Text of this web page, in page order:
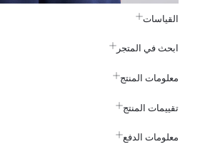
القياسات
ابحث في المتجر
معلومات المنتج
تقييمات المنتج
معلومات الدفع